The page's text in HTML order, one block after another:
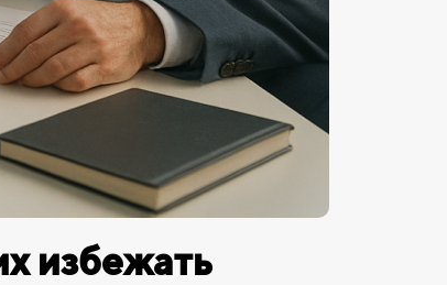
избежать